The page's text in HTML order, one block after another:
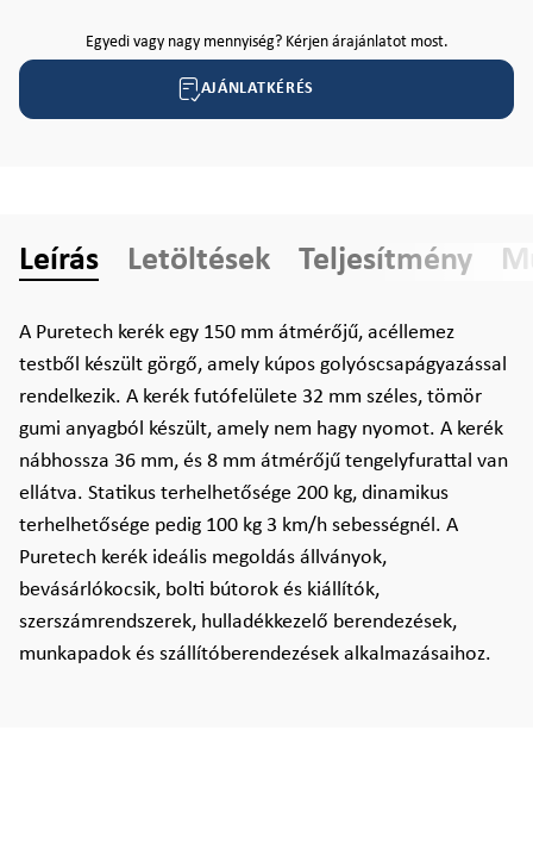
Egyedi vagy nagy mennyiség? Kérjen árajánlatot most.
AJÁNLATKÉRÉS
Leírás Letöltések Teljesítmény
A Puretech kerék egy 150 mm átmérőjű, acéllemez
testből készült görgő, amely kúpos golyóscsapágyazással
rendelkezik. A kerék futófelülete 32 mm széles, tömör
gumi anyagból készült, amely nem hagy nyomot. A kerék
nábhossza 36 mm, és 8 mm átmérőjű tengelyfurattal van
ellátva. Statikus terhelhetősége 200 kg, dinamikus
terhelhetősége pedig 100 kg 3 km/h sebességnél. A
Puretech kerék ideális megoldás állványok,
bevásárlókocsik, bolti bútorok és kiállítók,
szerszámrendszerek, hulladékkezelő berendezések,
munkapadok és szállítóberendezések alkalmazásaihoz.